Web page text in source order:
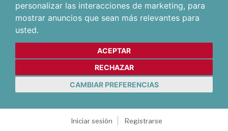
personalizar las interacciones de marketing, para
mostrar anuncios que sean más relevantes para
usted.
ACEPTAR
RECHAZAR
CAMBIAR PREFERENCIAS
Iniciar sesión
Registrarse